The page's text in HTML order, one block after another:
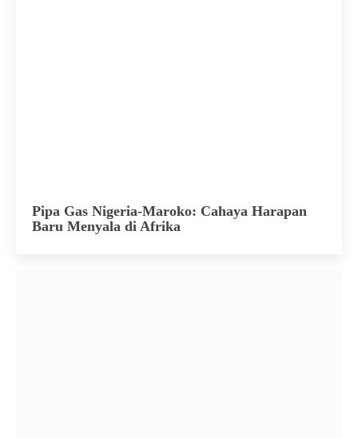
Pipa Gas Nigeria-Maroko: Cahaya Harapan
Baru Menyala di Afrika